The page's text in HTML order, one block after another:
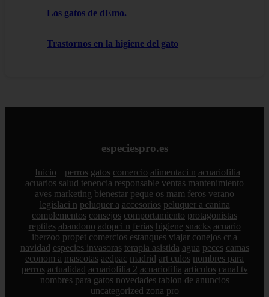
Los gatos de dEmo.
Trastornos en la higiene del gato
especiespro.es
Inicio perros gatos comercio alimentaci n acuariofilia
acuarios salud tenencia responsable ventas mantenimiento
aves marketing bienestar peque os mam feros verano
legislaci n peluquer a accesorios peluquer a canina
complementos consejos comportamiento protagonistas
reptiles abandono adopci n ferias higiene snacks acuario
iberzoo propet comercios estanques viajar conejos cr a
navidad especies invasoras terapia asistida agua peces camas
econom a mascotas aedpac madrid art culos nombres para
perros actualidad acuariofilia 2 acuariofilia articulos canal tv
nombres para gatos novedades tablon de anuncios
uncategorized zona pro